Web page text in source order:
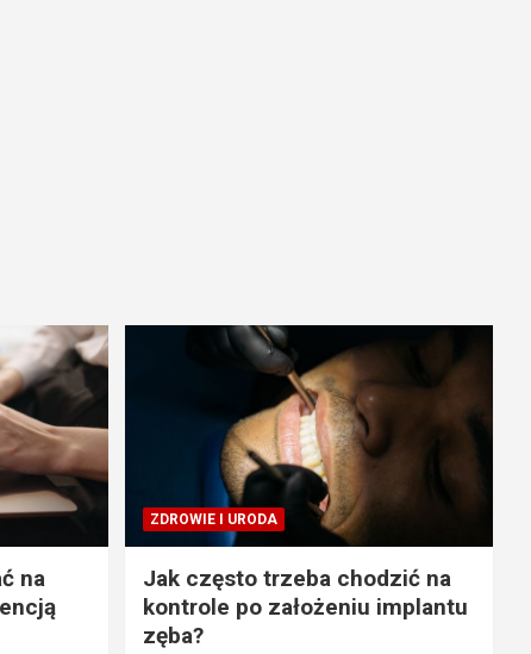
na
ZDROWIE I URODA
Jak często trzeba chodzić na
kontrole po założeniu implantu
zęba?